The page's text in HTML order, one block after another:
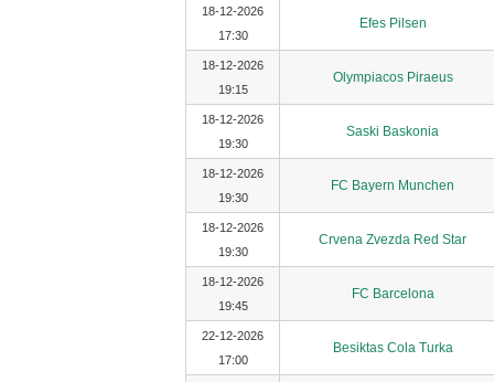
18-12-2026
17:30
Efes Pilsen
18-12-2026
19:15
Olympiacos Piraeus
18-12-2026
19:30
Saski Baskonia
18-12-2026
19:30
FC Bayern Munchen
18-12-2026
19:30
Crvena Zvezda Red Star
18-12-2026
19:45
FC Barcelona
22-12-2026
17:00
Besiktas Cola Turka